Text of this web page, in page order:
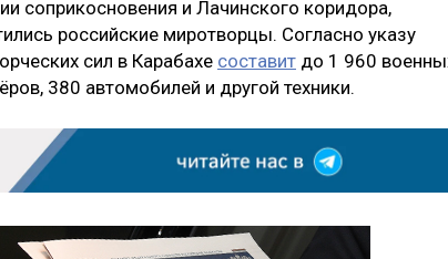
соприкосновения и Лачинского коридора,
российские миротворцы. Согласно указу
сил в Карабахе составит до 1 960
380 автомобилей и другой техники.